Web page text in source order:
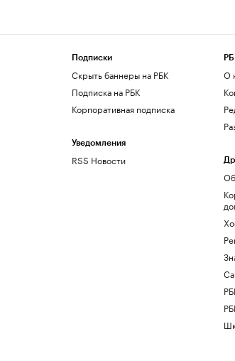
Подписки
Скрыть баннеры на РБК
Подписка на РБК
Корпоративная подписка
Уведомления
RSS Новости
О